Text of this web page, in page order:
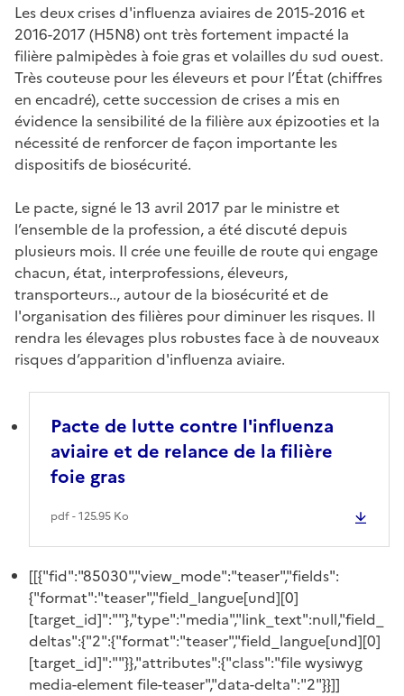
Les deux crises d'influenza aviaires de 2015-2016 et
2016-2017 (H5N8) ont très fortement impacté la
filière palmipèdes à foie gras et volailles du sud ouest.
Très couteuse pour les éleveurs et pour l’État (chiffres
en encadré), cette succession de crises a mis en
évidence la sensibilité de la filière aux épizooties et la
nécessité de renforcer de façon importante les
dispositifs de biosécurité.
Le pacte, signé le 13 avril 2017 par le ministre et
l’ensemble de la profession, a été discuté depuis
plusieurs mois. Il crée une feuille de route qui engage
chacun, état, interprofessions, éleveurs,
transporteurs.., autour de la biosécurité et de
l'organisation des filières pour diminuer les risques. Il
rendra les élevages plus robustes face à de nouveaux
risques d’apparition d'influenza aviaire.
Pacte de lutte contre l'influenza
aviaire et de relance de la filière
foie gras
pdf - 125.95 Ko
[[{"fid":"85030","view_mode":"teaser","fields":
{"format":"teaser","field_langue[und][0]
[target_id]":""},"type":"media","link_text":null,"field_
deltas":{"2":{"format":"teaser","field_langue[und][0]
[target_id]":""}},"attributes":{"class":"file wysiwyg
media-element file-teaser","data-delta":"2"}}]]